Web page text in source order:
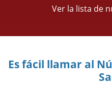
Ver la lista de
Es fácil llamar al